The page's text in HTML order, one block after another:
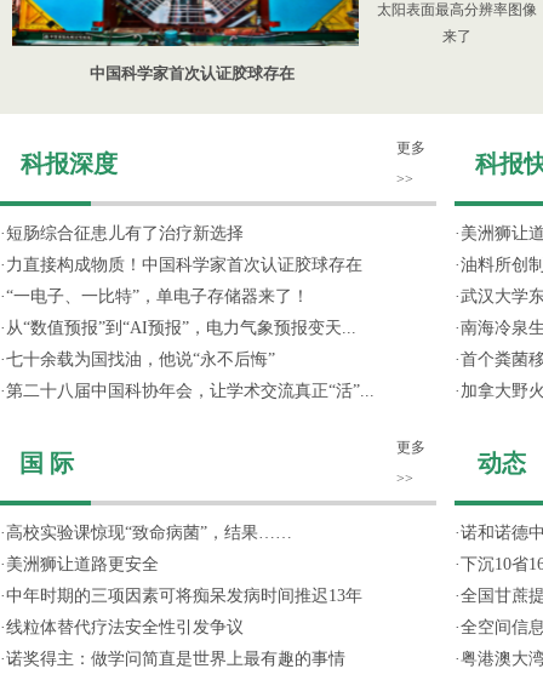
中国科学家首次认证胶球存在
太阳表面最高分辨率图像
来了
科报深度
更多
>>
· 短肠综合征患儿有了治疗新选择
· 力直接构成物质！中国科学家首次认证胶球存在
·“一电子、一比特”，单电子存储器来了！
· 从“数值预报”到“AI预报”，电力气象预报变天...
·七十余载为国找油，他说“永不后悔”
·第二十八届中国科协年会，让学术交流真正“活”...
国 际
更多
>>
· 高校实验课惊现“致命病菌”，结果……
· 美洲狮让道路更安全
·中年时期的三项因素可将痴呆发病时间推迟13年
·线粒体替代疗法安全性引发争议
·诺奖得主：做学问简直是世界上最有趣的事情
科报
· 美洲狮让
·油料所创
·武汉大学
·南海冷泉
·首个粪菌
· 加拿大野
动态
·诺和诺德
·下沉10省
·全国甘蔗
·全空间信
·粤港澳大